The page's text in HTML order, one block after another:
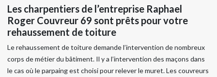
Les charpentiers de l’entreprise Raphael
Roger Couvreur 69 sont prêts pour votre
rehaussement de toiture
Le rehaussement de toiture demande l’intervention de nombreux
corps de métier du bâtiment. Il y a l’intervention des maçons dans
le cas où le parpaing est choisi pour relever le muret. Les couvreurs